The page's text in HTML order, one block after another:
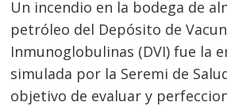
Un incendio en la bodega de
petróleo del Depósito de
Inmunoglobulinas (DVI) fue la
simulada por la Seremi de
objetivo de evaluar y